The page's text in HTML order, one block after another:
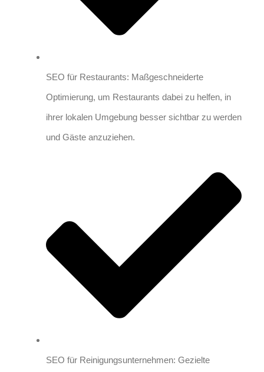
SEO für Restaurants: Maßgeschneiderte
Optimierung, um Restaurants dabei zu helfen, in
ihrer lokalen Umgebung besser sichtbar zu werden
und Gäste anzuziehen.
SEO für Reinigungsunternehmen: Gezielte